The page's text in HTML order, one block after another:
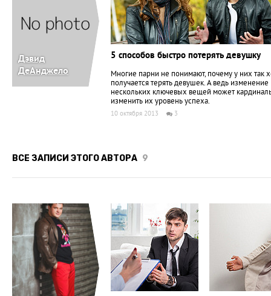
Дэвид
ДеАнджело
5 способов быстро потерять девушку
Многие парни не понимают, почему у них так
получается терять девушек. А ведь изменение
нескольких ключевых вещей может
изменить их уровень успеха.
10 октября 2013 3
ВСЕ ЗАПИСИ ЭТОГО АВТОРА 9